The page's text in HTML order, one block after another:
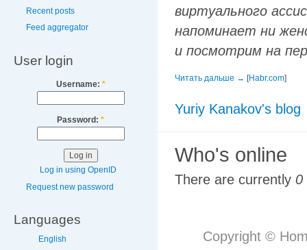
Recent posts
Feed aggregator
User login
Username: *
Password: *
Log in using OpenID
Request new password
Languages
English
виртуального
напоминает ни
и посмотрим на
Читать дальше → [Habr.com]
Yuriy Kanakov's blog
Who's online
There are currently 0
Copyright ©